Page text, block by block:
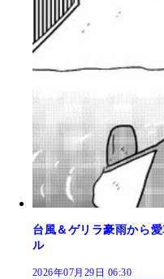
台風＆ゲリラ豪雨から
ル
2026年07月29日 06:30